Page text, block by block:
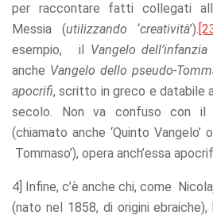
per raccontare fatti collegati
Messia (utilizzando ‘creatività’).
esempio, il Vangelo dell’infanzia
anche Vangelo dello pseudo-
apocrifi, scritto in greco e databile
secolo. Non va confuso con il
(chiamato anche ‘Quinto Vangelo’
Tommaso’), opera anch’essa
4] Infine, c’è anche chi, come
(nato nel 1858, di origini